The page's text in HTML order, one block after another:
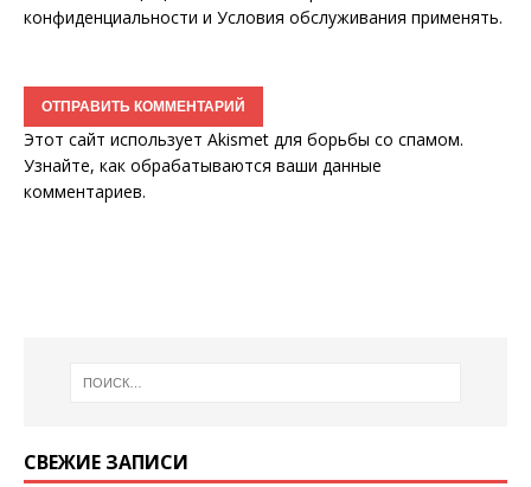
конфиденциальности и Условия обслуживания применять.
Этот сайт использует Akismet для борьбы со спамом.
Узнайте, как обрабатываются ваши данные
комментариев.
СВЕЖИЕ ЗАПИСИ